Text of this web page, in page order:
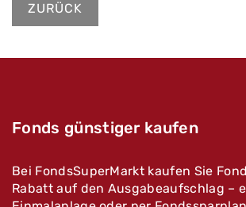
ZURÜCK
Fonds günstiger kaufen
Bei FondsSuperMarkt kaufen Sie
Rabatt auf den Ausgabeaufschlag –